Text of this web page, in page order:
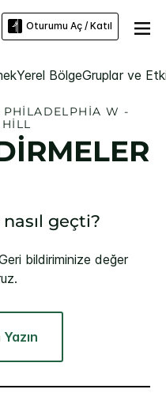
Oturumu Aç / Katıl
Yerel BölgeGruplar ve
PHILADELPHIA W -
HILL
geçti?
bildiriminize değer